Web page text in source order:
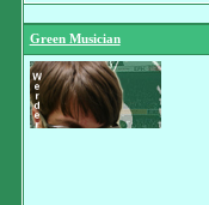
Green Musician